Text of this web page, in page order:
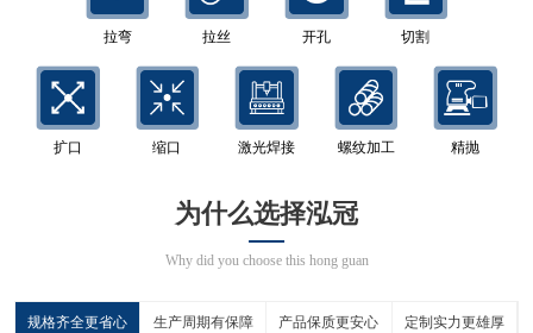
拉弯 拉丝 开孔 切割
扩口 缩口 激光焊接 螺纹加工 精抛
为什么选择泓冠
Why did you choose this hong guan
规格齐全更省心 生产周期有保障 产品保质更安心 定制实力更雄厚